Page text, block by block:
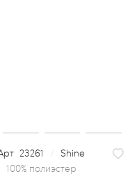
23261
Shine
100% полиэстер